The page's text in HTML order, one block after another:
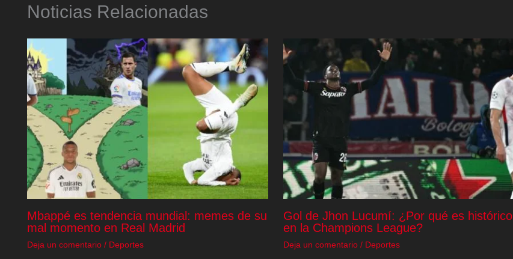
Noticias Relacionadas
Mbappé es tendencia mundial: memes de su
mal momento en Real Madrid
Deja un comentario / Deportes
Gol de Jhon Lucumí: ¿Por qué es histórico
en la Champions League?
Deja un comentario / Deportes